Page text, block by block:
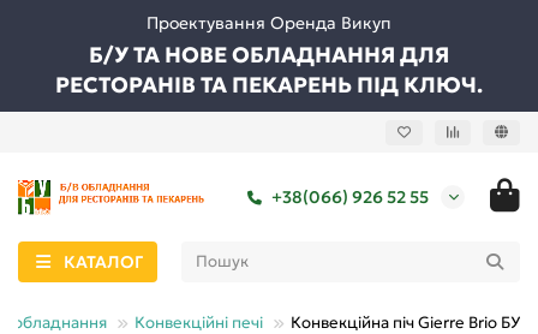
Проектування Оренда Викуп
Б/У ТА НОВЕ ОБЛАДНАННЯ ДЛЯ
РЕСТОРАНІВ ТА ПЕКАРЕНЬ ПІД КЛЮЧ.
+38(066) 926 52 55
КАТАЛОГ
обладнання Конвекційні печі Конвекційна піч Gierre Brio БУ